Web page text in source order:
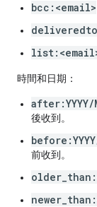
bcc:<email>
時間和日期：
after:YYYY/
後收到。
前收到。